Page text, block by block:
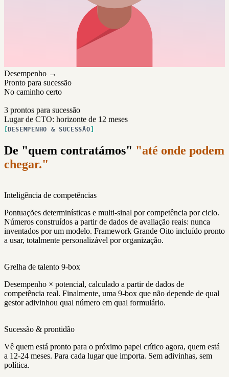
Desempenho →
Pronto para sucessão
No caminho certo
3 prontos para sucessão
Lugar de CTO: horizonte de 12 meses
DESEMPENHO & SUCESSÃO
De "quem contratámos" "até onde podem
chegar."
Inteligência de competências
Pontuações determinísticas e multi-sinal por competência por ciclo.
Números construídos a partir de dados de avaliação reais: nunca
inventados por um modelo. Framework Grande Oito incluído pronto
a usar, totalmente personalizável por organização.
Grelha de talento 9-box
Desempenho × potencial, calculado a partir de dados de
competência real. Finalmente, uma 9-box que não depende de qual
gestor adivinhou qual número em qual formulário.
Sucessão & prontidão
Vê quem está pronto para o próximo papel crítico agora, quem está
a 12-24 meses. Para cada lugar que importa. Sem adivinhas, sem
política.